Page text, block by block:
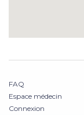
FAQ
Espace médecin
Connexion